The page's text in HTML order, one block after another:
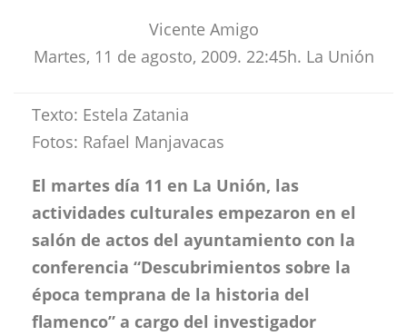
Vicente Amigo
Martes, 11 de agosto, 2009. 22:45h. La Unión
Texto: Estela Zatania
Fotos: Rafael Manjavacas
El martes día 11 en La Unión, las
actividades culturales empezaron en el
salón de actos del ayuntamiento con la
conferencia “Descubrimientos sobre la
época temprana de la historia del
flamenco” a cargo del investigador